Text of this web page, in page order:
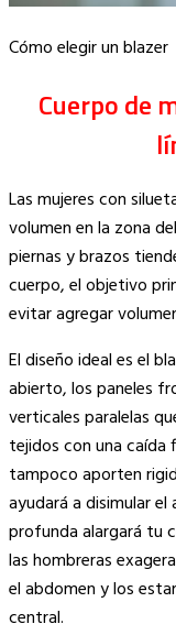
Cómo elegir un blazer
Cuerpo de
Las mujeres con
volumen en la zona
piernas y brazos
cuerpo, el objetivo
evitar agregar
El diseño ideal es el
abierto, los paneles
verticales paralelas
tejidos con una caída
tampoco aporten
ayudará a disimular
profunda alargará tu
las hombreras
el abdomen y los
central.